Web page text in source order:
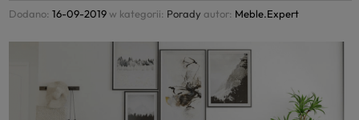
Dodano:16-09-2019w kategorii: Porady autor: Meble.Expert